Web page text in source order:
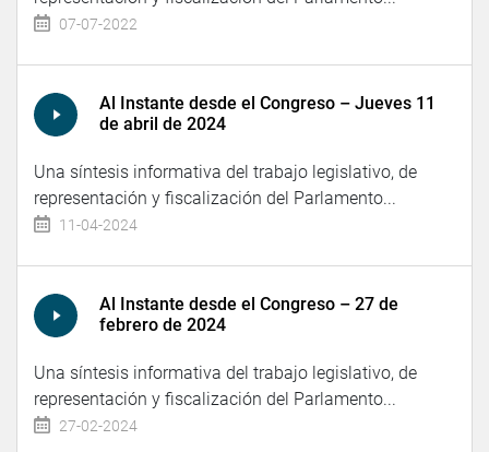
07-07-2022
Al Instante desde el Congreso – Jueves 11
de abril de 2024
Una síntesis informativa del trabajo legislativo, de
representación y fiscalización del Parlamento...
11-04-2024
Al Instante desde el Congreso – 27 de
febrero de 2024
Una síntesis informativa del trabajo legislativo, de
representación y fiscalización del Parlamento...
27-02-2024